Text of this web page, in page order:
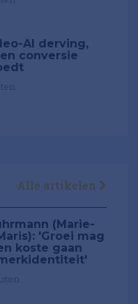
AI derving,
conversie
Alle artikelen
(Marie-
'Groei mag
koste gaan